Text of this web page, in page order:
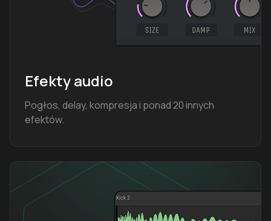
Efekty audio
Pogłos, delay, kompresja i ponad 20 innych
efektów.